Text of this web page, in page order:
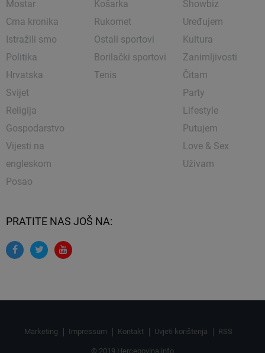
Mostar
Crna kronika
Istražili smo
Politika
Hrvatska
Svijet
Religija
Gospodarstvo
Vijesti na
engleskom
Posao
Košarka
Rukomet
Ostali sportovi
Borilački sportovi
Tenis
Showbiz
Uređujem
Kultura
Zanimljivosti
Čitam
Party
Lifestyle
Putujem
Love & Sex
Uživam
PRATITE NAS JOŠ NA:
Marketing Impressum Kontakt Uvjeti korištenja RSS
© 2019 Hercegovina.info